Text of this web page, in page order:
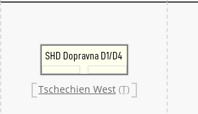
SHD Dopravna D1/D4
Tschechien West (T)